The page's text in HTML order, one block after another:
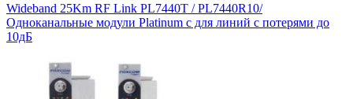
Wideband 25Km RF Link PL7440T / PL7440R10/
Одноканальные модули Platinum с для линий с потерями до
10дБ